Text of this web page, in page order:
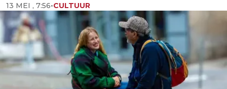
13 MEI , 7:56•CULTUUR